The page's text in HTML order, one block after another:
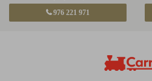
976 221 971